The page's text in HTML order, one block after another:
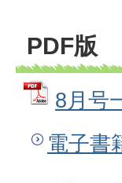
PDF版
8月号
電子書